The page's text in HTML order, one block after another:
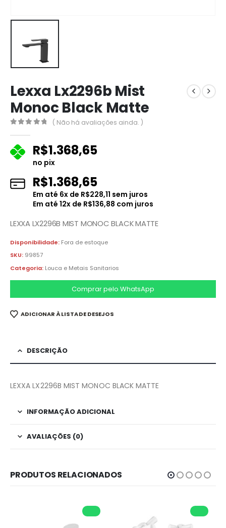
Lexxa Lx2296b Mist
Monoc Black Matte
( Não há avaliações ainda. )
R$1.368,65
no pix
R$1.368,65
Em até 6x de R$228,11 sem juros
Em até 12x de R$136,88 com juros
LEXXA LX2296B MIST MONOC BLACK MATTE
Disponibilidade: Fora de estoque
SKU: 99857
Categoria: Louca e Metais Sanitarios
Comprar pelo WhatsApp
ADICIONAR À LISTA DE DESEJOS
DESCRIÇÃO
LEXXA LX2296B MIST MONOC BLACK MATTE
INFORMAÇÃO ADICIONAL
AVALIAÇÕES (0)
PRODUTOS RELACIONADOS